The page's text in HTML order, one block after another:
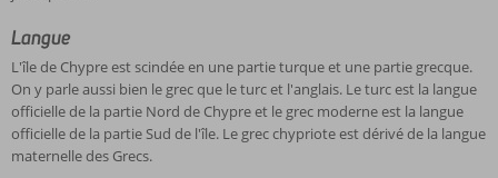
vous
voulez
passer
des
vacances
au
incontournables
de
Chypre
sont
les
villes
intactes
et
authentiques.
Si
vous
voulez
moyen
à
Chypre
du
Nord
est
que
le
turc
et
l'anglais.
Le
de
Kyrenia
et
Famagouste.
Tous
les
hébergements
Langue
L'île de Chypre est scindée en une partie turque et une partie grecque.
On y parle aussi bien le grec que le turc et l'anglais. Le turc est la langue
officielle de la partie Nord de Chypre et le grec moderne est la langue
officielle de la partie Sud de l'île. Le grec chypriote est dérivé de la langue
maternelle des Grecs.